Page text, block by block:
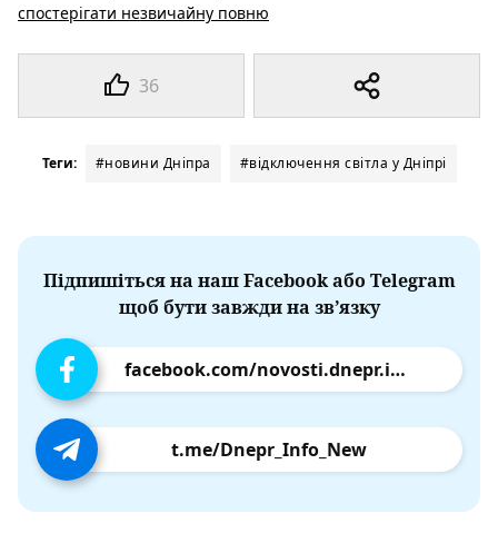
36
спостерігати незвичайну повню
Теги: #новини Дніпра #відключення світла у Дніпрі
Підпишіться на наш Facebook або Telegram
щоб бути завжди на зв’язку
facebook.com/novosti.dnepr.info
t.me/Dnepr_Info_New